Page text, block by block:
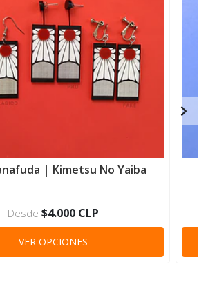
| Kimetsu No Yaiba
Desde $4.000 CLP
VER OPCIONES